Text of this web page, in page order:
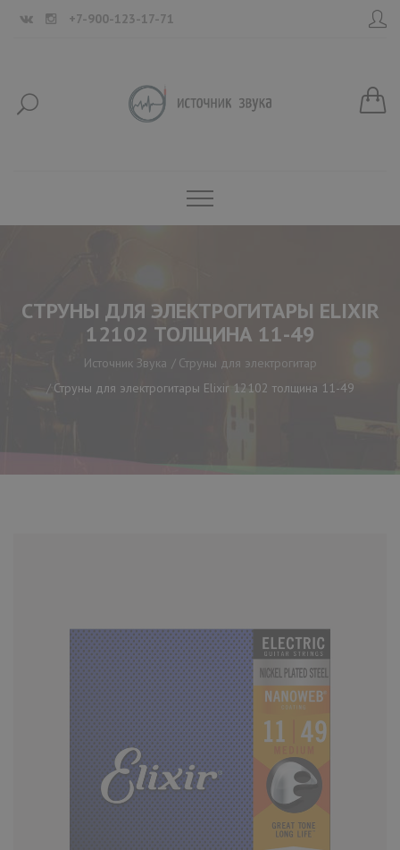
+7-900-123-17-71
СТРУНЫ ДЛЯ ЭЛЕКТРОГИТАРЫ ELIXIR
12102 ТОЛЩИНА 11-49
Источник Звука
Струны для электрогитар
Струны для электрогитары Elixir 12102 толщина 11-49